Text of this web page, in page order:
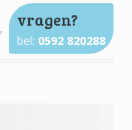
vragen?
bel: 0592 820288